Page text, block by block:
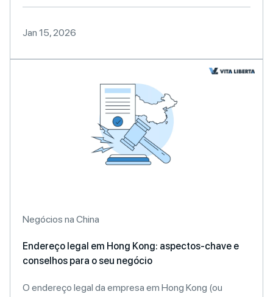
Jan 15, 2026
Negócios na China
Endereço legal em Hong Kong: aspectos-chave e
conselhos para o seu negócio
O endereço legal da empresa em Hong Kong (ou